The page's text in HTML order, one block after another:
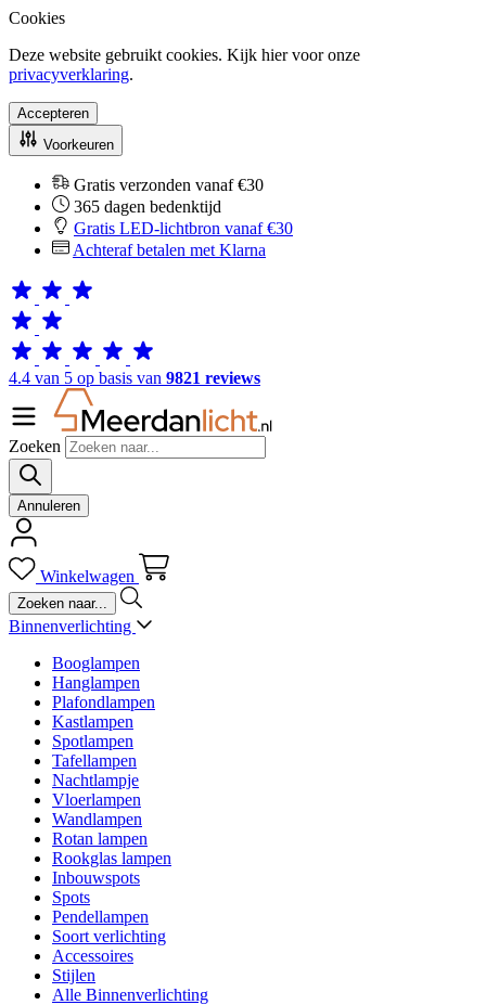
Cookies
Deze website gebruikt cookies. Kijk hier voor onze
privacyverklaring.
Accepteren
Voorkeuren
Gratis verzonden vanaf €30
365 dagen bedenktijd
Gratis LED-lichtbron vanaf €30
Achteraf betalen met Klarna
4.4 van 5 op basis van 9821 reviews
Zoeken
Annuleren
Winkelwagen
Binnenverlichting
Booglampen
Hanglampen
Plafondlampen
Kastlampen
Spotlampen
Tafellampen
Nachtlampje
Vloerlampen
Wandlampen
Rotan lampen
Rookglas lampen
Inbouwspots
Spots
Pendellampen
Soort verlichting
Accessoires
Stijlen
Alle Binnenverlichting